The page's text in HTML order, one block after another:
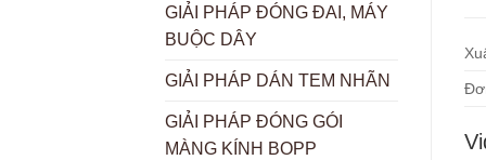
GIẢI PHÁP ĐÓNG ĐAI, MÁY
BUỘC DÂY
GIẢI PHÁP DÁN TEM NHÃN
GIẢI PHÁP ĐÓNG GÓI
MÀNG KÍNH BOPP